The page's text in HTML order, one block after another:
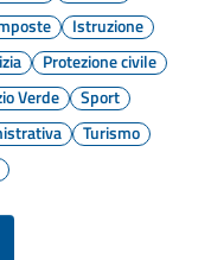
Istruzione
Protezione civile
Verde
Sport
Turismo